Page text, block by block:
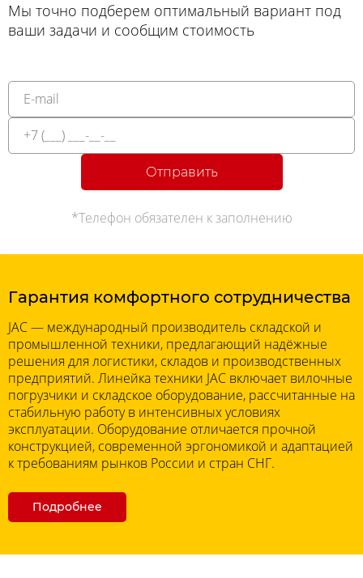
Мы точно подберем оптимальный вариант под
ваши задачи и сообщим стоимость
Отправить
*Телефон обязателен к заполнению
Гарантия комфортного сотрудничества
JAC — международный производитель складской и
промышленной техники, предлагающий надёжные
решения для логистики, складов и производственных
предприятий. Линейка техники JAC включает вилочные
погрузчики и складское оборудование, рассчитанные на
стабильную работу в интенсивных условиях
эксплуатации. Оборудование отличается прочной
конструкцией, современной эргономикой и адаптацией
к требованиям рынков России и стран СНГ.
Подробнее